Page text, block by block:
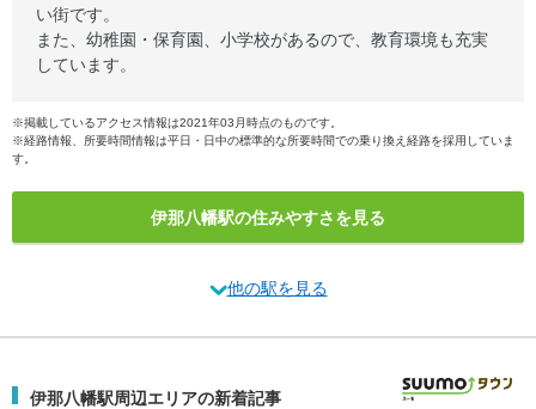
い街です。
また、幼稚園・保育園、小学校があるので、教育環境も充実
しています。
※掲載しているアクセス情報は2021年03月時点のものです。
※経路情報、所要時間情報は平日・日中の標準的な所要時間での乗り換え経路を採用していま
す。
伊那八幡駅の住みやすさを見る
他の駅を見る
伊那八幡駅周辺エリアの新着記事